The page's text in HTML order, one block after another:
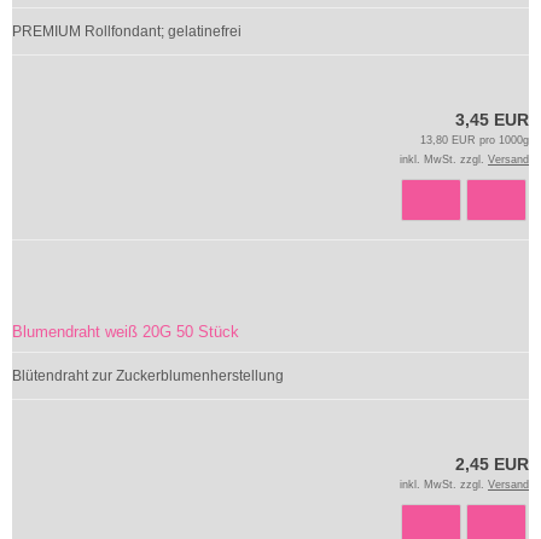
PREMIUM Rollfondant; gelatinefrei
3,45 EUR
13,80 EUR pro 1000g
inkl. MwSt. zzgl. Versand
Blumendraht weiß 20G 50 Stück
Blütendraht zur Zuckerblumenherstellung
2,45 EUR
inkl. MwSt. zzgl. Versand